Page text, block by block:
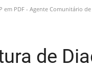
em PDF - Agente Comunitário de
de